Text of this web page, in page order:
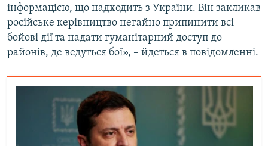
інформацією, що надходить з України. Він закликав
російське керівництво негайно припинити всі
бойові дії та надати гуманітарний доступ до
районів, де ведуться бої», – йдеться в повідомленні.